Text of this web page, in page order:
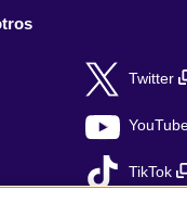
Twitter
TikTok